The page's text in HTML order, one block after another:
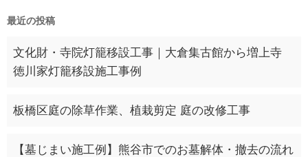
最近の投稿
文化財・寺院灯籠移設工事｜大倉集古館から増上寺
徳川家灯籠移設施工事例
板橋区庭の除草作業、植栽剪定 庭の改修工事
【墓じまい施工例】熊谷市でのお墓解体・撤去の流れ